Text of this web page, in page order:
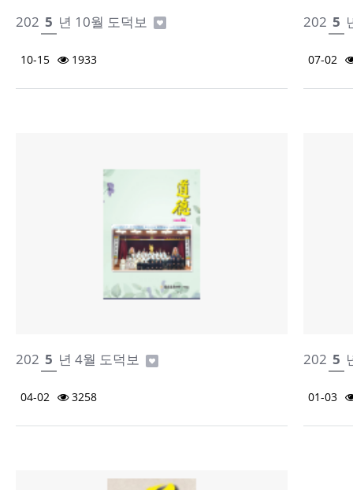
202 5 년 10월 도덕보
10-15 1933
202 5
07-02
202 5 년 4월 도덕보
04-02 3258
202 5
01-03